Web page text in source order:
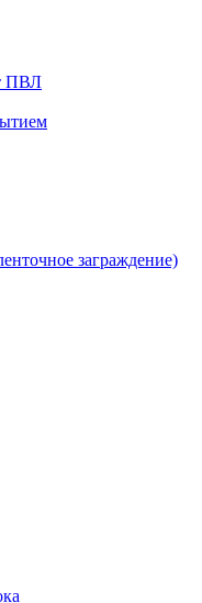
ПВЛ
заграждение)